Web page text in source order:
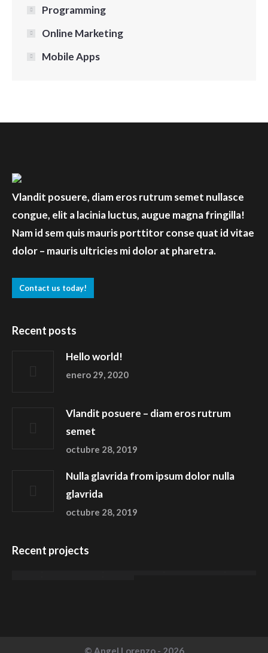
Programming
Online Marketing
Mobile Apps
Vlandit posuere, diam eros rutrum semet nullasce
congue, elit a lacinia luctus, augue magna fringilla!
Nam id sem quis mauris porttitor conse quat id vitae
dolor – mauris ultricies mi dolor at pharetra.
Contact us today!
Recent posts
Hello world!
enero 29, 2020
Vlandit posuere – diam eros rutrum
semet
octubre 28, 2019
Nulla glavrida from ipsum dolor nulla
glavrida
octubre 28, 2019
Recent projects
© Angel Lorenzo - 2026